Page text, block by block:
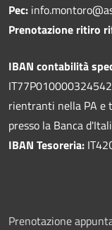
Pec:
Prenotazione ritiro
IBAN contabilità
rientranti nella PA e
presso la Banca
IBAN Tesoreria:
Prenotazione